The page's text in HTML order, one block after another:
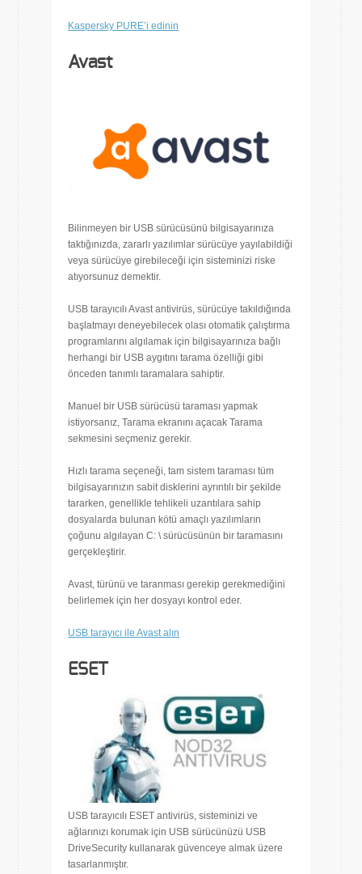
Kaspersky PURE’i edinin
Avast
Bilinmeyen bir USB sürücüsünü bilgisayarınıza
taktığınızda, zararlı yazılımlar sürücüye yayılabildiği
veya sürücüye girebileceği için sisteminizi riske
atıyorsunuz demektir.
USB tarayıcılı Avast antivirüs, sürücüye takıldığında
başlatmayı deneyebilecek olası otomatik çalıştırma
programlarını algılamak için bilgisayarınıza bağlı
herhangi bir USB aygıtını tarama özelliği gibi
önceden tanımlı taramalara sahiptir.
Manuel bir USB sürücüsü taraması yapmak
istiyorsanız, Tarama ekranını açacak Tarama
sekmesini seçmeniz gerekir.
Hızlı tarama seçeneği, tam sistem taraması tüm
bilgisayarınızın sabit disklerini ayrıntılı bir şekilde
tararken, genellikle tehlikeli uzantılara sahip
dosyalarda bulunan kötü amaçlı yazılımların
çoğunu algılayan C: \ sürücüsünün bir taramasını
gerçekleştirir.
Avast, türünü ve taranması gerekip gerekmediğini
belirlemek için her dosyayı kontrol eder.
USB tarayıcı ile Avast alın
ESET
USB tarayıcılı ESET antivirüs, sisteminizi ve
ağlarınızı korumak için USB sürücünüzü USB
DriveSecurity kullanarak güvenceye almak üzere
tasarlanmıştır.